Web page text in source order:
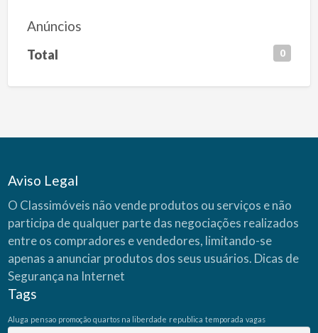
Anúncios
Total 0
Aviso Legal
O Classimóveis não vende produtos ou serviços e não
participa de qualquer parte das negociações realizados
entre os compradores e vendedores, limitando-se
apenas a anunciar produtos dos seus usuários. Dicas de
Segurança na Internet
Tags
Aluga pensao promoção quartos na liberdade republica temporada vagas